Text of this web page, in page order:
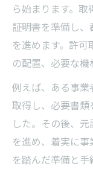
ら始まります。
証明書を準備し
を進めます。許
の配置、必要な機
例えば、ある事
取得し、必要書
した。その後、
を進め、着実に
を踏んだ準備と